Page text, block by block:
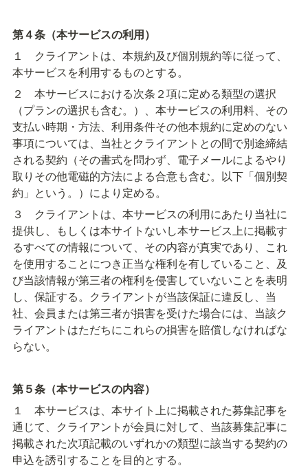
第４条（本サービスの利用）
１　クライアントは、本規約及び個別規約等に従って、
本サービスを利用するものとする。
２　本サービスにおける次条２項に定める類型の選択
（プランの選択も含む。）、本サービスの利用料、その
支払い時期・方法、利用条件その他本規約に定めのない
事項については、当社とクライアントとの間で別途締結
される契約（その書式を問わず、電子メールによるやり
取りその他電磁的方法による合意も含む。以下「個別契
約」という。）により定める。
３　クライアントは、本サービスの利用にあたり当社に
提供し、もしくは本サイトないし本サービス上に掲載す
るすべての情報について、その内容が真実であり、これ
を使用することにつき正当な権利を有していること、及
び当該情報が第三者の権利を侵害していないことを表明
し、保証する。クライアントが当該保証に違反し、当
社、会員または第三者が損害を受けた場合には、当該ク
ライアントはただちにこれらの損害を賠償しなければな
らない。
第５条（本サービスの内容）
１　本サービスは、本サイト上に掲載された募集記事を
通じて、クライアントが会員に対して、当該募集記事に
掲載された次項記載のいずれかの類型に該当する契約の
申込を誘引することを目的とする。